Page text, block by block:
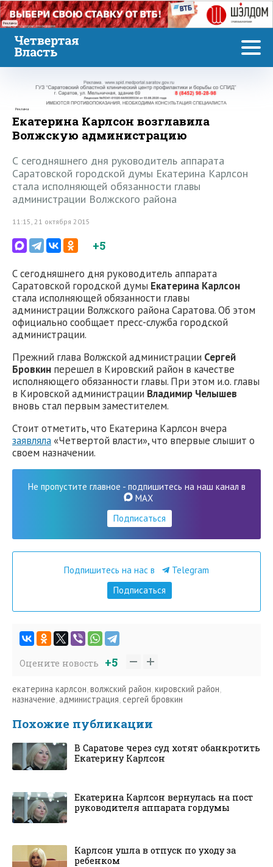
Реклама
Реклама
Екатерина Карлсон возглавила
Волжскую администрацию
С сегодняшнего дня руководитель аппарата
Саратовской городской думы Екатерина Карлсон
стала исполняющей обязанности главы
администрации Волжского района
11:15, 21 октября 2015
+5
С сегодняшнего дня руководитель аппарата
Саратовской городской думы Екатерина Карлсон
стала исполняющей обязанности главы
администрации Волжского района Саратова. Об этом
официально сообщает пресс-служба городской
администрации.
Прежний глава Волжской администрации Сергей
Бровкин перешел в Кировский район в качестве
исполняющего обязанности главы. При этом и.о. главы
в Кировской администрации Владимир Челышев
вновь стал первым заместителем.
Стоит отметить, что Екатерина Карлсон вчера
заявляла«Четвертой власти», что впервые слышит о
своем назначении.
Не пропустите главное - подпишитесь на наш канал в
MAX
Подписаться
Подпишитесь на нас в
Telegram
Подписаться
Оцените новость +5
екатерина карлсон,волжский район,кировский район,
назначение, администрация, сергей бровкин
Похожие публикации
В Саратове через суд хотят обанкротить
Екатерину Карлсон
Екатерина Карлсон вернулась на пост
руководителя аппарата гордумы
Карлсон ушла в отпуск по уходу за
ребенком